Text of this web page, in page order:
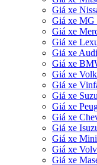
Giá xe
Giá xe MG
Giá xe
Giá xe
Giá xe
Giá xe
Giá xe
Giá xe
Giá xe
Giá xe
Giá xe
Giá xe
Giá xe
Giá xe
Giá xe